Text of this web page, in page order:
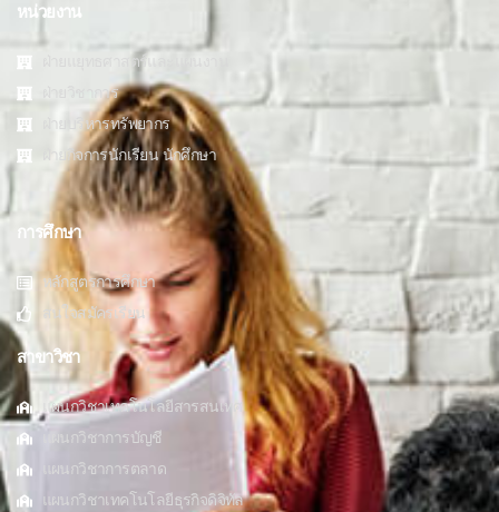
หน่วยงาน
ฝ่ายแยุทธศาสตร์และแผนงาน
ฝ่ายวิชาการ
ฝ่ายบริหารทรัพยากร
ฝ่ายกิจการนักเรียน นักศึกษา
การศึกษา
หลักสูตรการศึกษา
สนใจสมัครเรียน
สาขาวิชา
แผนกวิชาเทคโนโลยีสารสนเทศ
แผนกวิชาการบัญชี
แผนกวิชาการตลาด
แผนกวิชาเทคโนโลยีธุรกิจดิจิทัล